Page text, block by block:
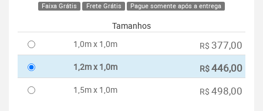
Faixa Grátis Frete Grátis Pague somente após a entrega
Tamanhos
1,0m x 1,0m
R$ 377,00
1,2m x 1,0m R$446,00
1,5m x 1,0m R$ 498,00